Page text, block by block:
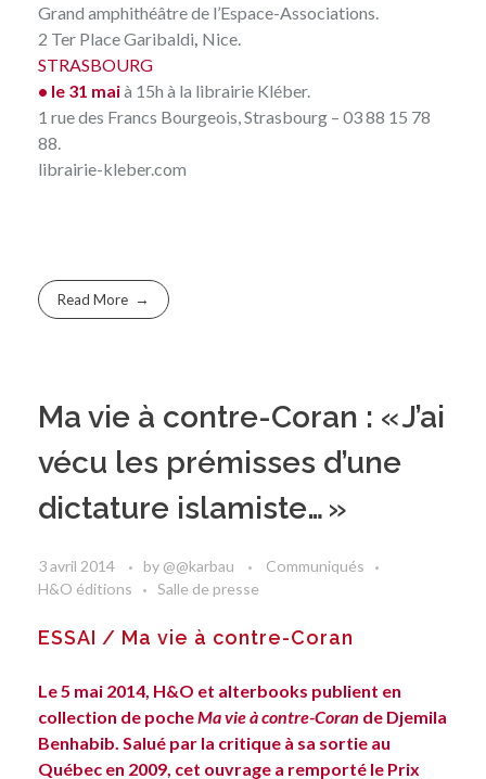
Grand amphithéâtre de l’Espace-Associations.
2 Ter Place Garibaldi Nice.
STRASBOURG
• le 31 maià 15h à la librairie Kléber.
1 rue des Francs Bourgeois, Strasbourg – 03 88 15 78
88.
librairie-kleber.com
Read More
Ma vie à contre-Coran : « J’ai
vécu les prémisses d’une
dictature islamiste… »
3 avril 2014 by @@karbau
Communiqués
H&O éditions
Salle de presse
ESSAI / Ma vie à contre-Coran
Le 5 mai 2014, H&O et alterbooks publient en
collection de pocheMa vie à contre-Coran de Djemila
Benhabib. Salué par la critique à sa sortie au
Québec en 2009, cet ouvrage a remporté le Prix